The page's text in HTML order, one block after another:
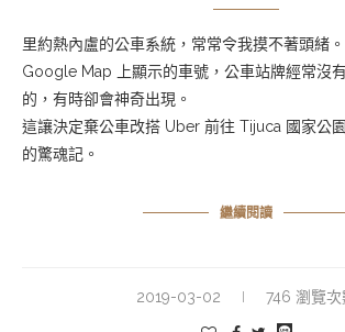
里約熱內盧的公車系統，常常令我摸不著頭緒。
Google Map 上顯示的車號，公車站牌經常沒
的，有時卻會神奇出現。
這讓決定棄公車改搭 Uber 前往 Tijuca 國家公
的驚魂記。
繼續閱讀
2019-03-02 746 瀏覽次